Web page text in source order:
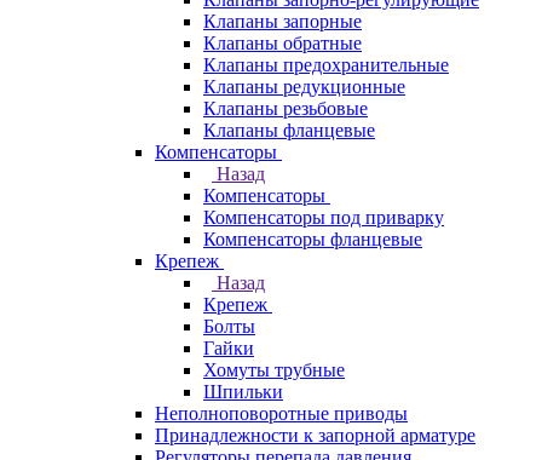
Клапаны запорные
Клапаны обратные
Клапаны предохранительные
Клапаны редукционные
Клапаны резьбовые
Клапаны фланцевые
Компенсаторы
Назад
Компенсаторы
Компенсаторы под приварку
Компенсаторы фланцевые
Крепеж
Назад
Крепеж
Болты
Гайки
Хомуты трубные
Шпильки
Неполноповоротные приводы
Принадлежности к запорной арматуре